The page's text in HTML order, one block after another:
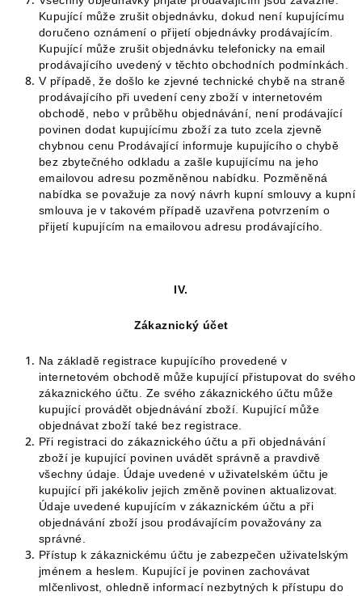
Kupující může zrušit objednávku, dokud není kupujícímu
doručeno oznámení o přijetí objednávky prodávajícím.
Kupující může zrušit objednávku telefonicky na email
prodávajícího uvedený v těchto obchodních podmínkách.
V případě, že došlo ke zjevné technické chybě na straně
prodávajícího při uvedení ceny zboží v internetovém
obchodě, nebo v průběhu objednávání, není prodávající
povinen dodat kupujícímu zboží za tuto zcela zjevně
chybnou cenu Prodávající informuje kupujícího o chybě
bez zbytečného odkladu a zašle kupujícímu na jeho
emailovou adresu pozměněnou nabídku. Pozměněná
nabídka se považuje za nový návrh kupní smlouvy a kupní
smlouva je v takovém případě uzavřena potvrzením o
přijetí kupujícím na emailovou adresu prodávajícího.
IV.
Zákaznický účet
Na základě registrace kupujícího provedené v
internetovém obchodě může kupující přistupovat do svého
zákaznického účtu. Ze svého zákaznického účtu může
kupující provádět objednávání zboží. Kupující může
objednávat zboží také bez registrace.
Při registraci do zákaznického účtu a při objednávání
zboží je kupující povinen uvádět správně a pravdivě
všechny údaje. Údaje uvedené v uživatelském účtu je
kupující při jakékoliv jejich změně povinen aktualizovat.
Údaje uvedené kupujícím v zákaznickém účtu a při
objednávání zboží jsou prodávajícím považovány za
správné.
Přístup k zákaznickému účtu je zabezpečen uživatelským
jménem a heslem. Kupující je povinen zachovávat
mlčenlivost, ohledně informací nezbytných k přístupu do